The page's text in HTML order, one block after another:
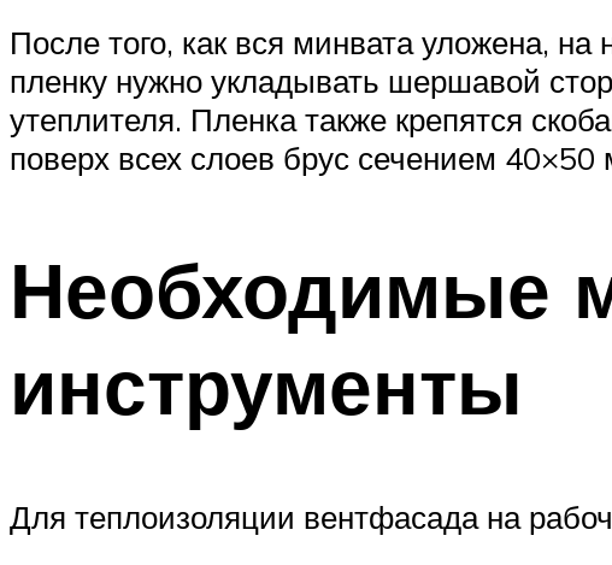
После того, как вся минвата уложена,
пленку нужно укладывать шершавой
утеплителя. Пленка также крепятся
поверх всех слоев брус сечением
Необходимые
инструменты
Для теплоизоляции вентфасада на